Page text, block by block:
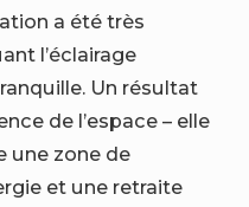
a été très
l’éclairage
Un résultat
de l’espace – elle
une zone de
et une retraite